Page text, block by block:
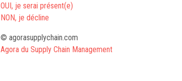
OUI, je serai présent(e)
NON, je décline
© agorasupplychain.com
Agora du Supply Chain Management